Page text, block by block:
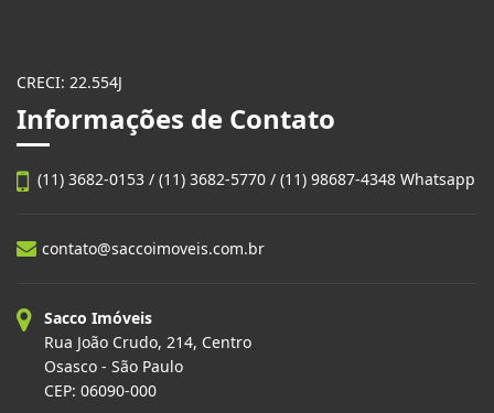
CRECI: 22.554J
Informações de Contato
(11) 3682-0153 / (11) 3682-5770 / (11) 98687-4348 Whatsapp
contato@saccoimoveis.com.br
Sacco Imóveis
Rua João Crudo, 214, Centro
Osasco - São Paulo
CEP: 06090-000